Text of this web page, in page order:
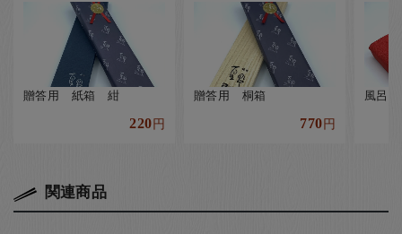
贈答用 紙箱 紺
220円
贈答用 桐箱
770円
風呂
関連商品